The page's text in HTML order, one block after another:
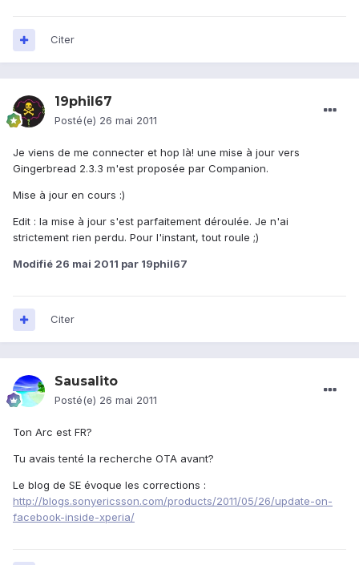
Citer
19phil67
Posté(e) 26 mai 2011
Je viens de me connecter et hop là! une mise à jour vers
Gingerbread 2.3.3 m'est proposée par Companion.
Mise à jour en cours :)
Edit : la mise à jour s'est parfaitement déroulée. Je n'ai
strictement rien perdu. Pour l'instant, tout roule ;)
Modifié 26 mai 2011 par 19phil67
Citer
Sausalito
Posté(e) 26 mai 2011
Ton Arc est FR?
Tu avais tenté la recherche OTA avant?
Le blog de SE évoque les corrections :
http://blogs.sonyericsson.com/products/2011/05/26/update-on-
facebook-inside-xperia/